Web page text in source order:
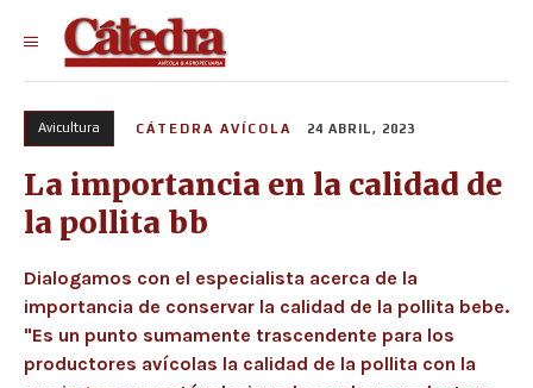
Avicultura CÁTEDRA AVÍCOLA 24 ABRIL, 2023
La importancia en la calidad de
la pollita bb
Dialogamos con el especialista acerca de la
importancia de conservar la calidad de la pollita bebe.
"Es un punto sumamente trascendente para los
productores avícolas la calidad de la pollita con la